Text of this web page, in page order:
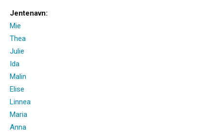
Jentenavn:
Mie
Thea
Julie
Ida
Malin
Elise
Linnea
Maria
Anna